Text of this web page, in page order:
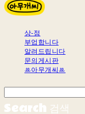
상-점
부업합니다
알려드립니다
문의게시판
ꔛ아무개씨ꔛ
Search 검색